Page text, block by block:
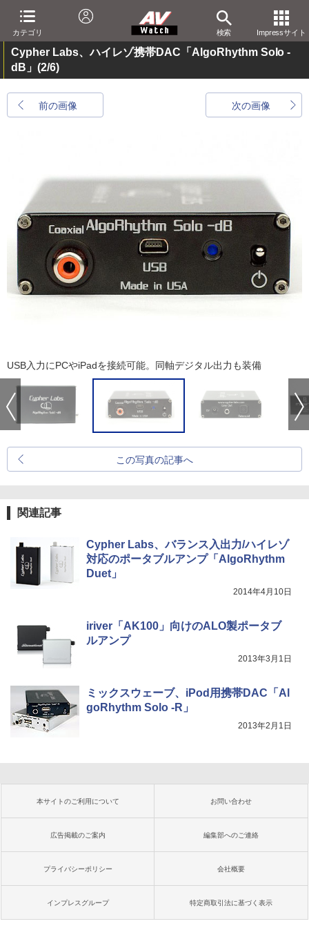
カテゴリ 検索 Impressサイト
Cypher Labs、ハイレゾ携帯DAC「AlgoRhythm Solo -
dB」 (2/6)
前の画像 次の画像
USB入力にPCやiPadを接続可能。同軸デジタル出力も装備
この写真の記事へ
関連記事
Cypher Labs、バランス入出力/ハイレゾ
対応のポータブルアンプ「AlgoRhythm
Duet」
2014年4月10日
iriver「AK100」向けのALO製ポータブ
ルアンプ
2013年3月1日
ミックスウェーブ、iPod用携帯DAC「Al
goRhythm Solo -R」
2013年2月1日
本サイトのご利用について お問い合わせ
広告掲載のご案内 編集部へのご連絡
プライバシーポリシー 会社概要
インプレスグループ 特定商取引法に基づく表示